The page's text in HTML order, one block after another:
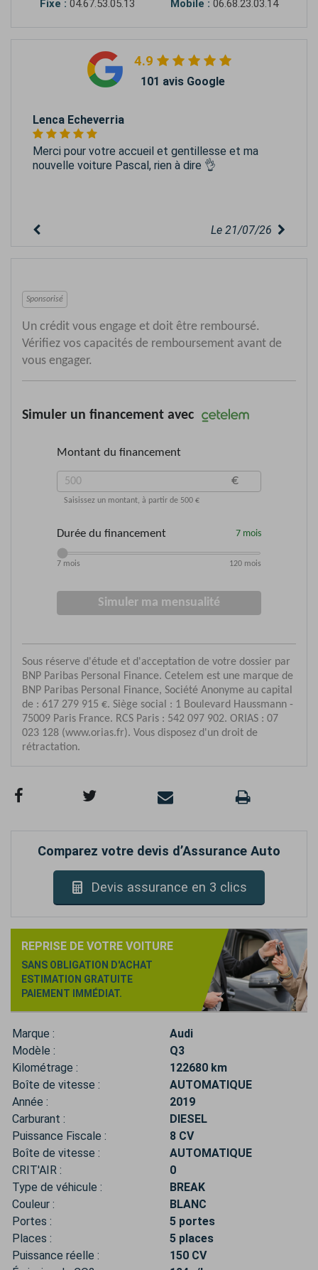
Fixe : 04.67.53.05.13 Mobile : 06.68.23.03.14
4.9
101 avis Google
Lenca Echeverria
Merci pour votre accueil et gentillesse et ma
nouvelle voiture Pascal, rien à dire 👌
Le 21/07/26
Comparez votre devis d’Assurance Auto
Devis assurance en 3 clics
REPRISE DE VOTRE VOITURE
SANS OBLIGATION D'ACHAT
ESTIMATION GRATUITE
PAIEMENT IMMÉDIAT.
Marque :
Audi
Modèle :
Q3
Kilométrage :
122680 km
Boîte de vitesse :
AUTOMATIQUE
Année :
2019
Carburant :
DIESEL
Puissance Fiscale :
8 CV
Boîte de vitesse :
AUTOMATIQUE
CRIT'AIR :
0
Type de véhicule :
BREAK
Couleur :
BLANC
Portes :
5 portes
Places :
5 places
Puissance réelle :
150 CV